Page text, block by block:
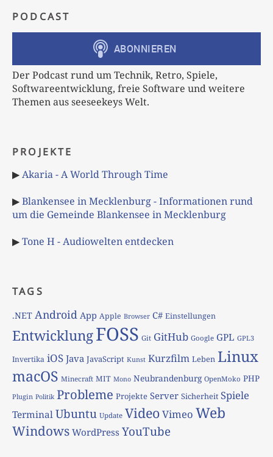
PODCAST
Der Podcast rund um Technik, Retro, Spiele,
Softwareentwicklung, freie Software und weitere
Themen aus seeseekeys Welt.
PROJEKTE
▶Akaria - A World Through Time
▶Blankensee in Mecklenburg - Informationen rund
um die Gemeinde Blankensee in Mecklenburg
▶Tone H - Audiowelten entdecken
TAGS
.NET Android App Apple Browser C# Einstellungen
EntwicklungFOSS Git GitHub Google GPL GPL3
Invertika iOS Java JavaScript Kunst Kurzfilm Leben Linux
macOS Minecraft MIT Mono Neubrandenburg OpenMoko PHP
Plugin Politik Probleme Projekte Server Sicherheit Spiele
TerminalUbuntu Update VideoVimeo Web
Windows WordPress YouTube